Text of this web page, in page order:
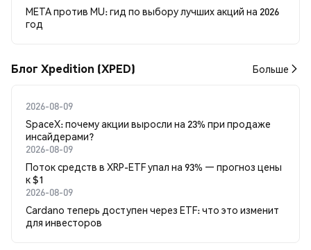
META против MU: гид по выбору лучших акций на 2026
год
Блог Xpedition (XPED) Больше
2026-08-09
SpaceX: почему акции выросли на 23% при продаже
инсайдерами?
2026-08-09
Поток средств в XRP-ETF упал на 93% — прогноз цены
к $1
2026-08-09
Cardano теперь доступен через ETF: что это изменит
для инвесторов